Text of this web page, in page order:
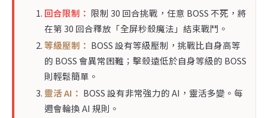
回合限制： 限制 30 回合挑戰，任意 BOSS 不死，將
在第 30 回合釋放「全屏秒殺魔法」結束戰鬥。
等級壓制： BOSS 設有等級壓制，挑戰比自身高等
的 BOSS 會異常困難；擊殺遠低於自身等級的 BOSS
則輕鬆簡單。
靈活 AI： BOSS 設有非常強力的 AI，靈活多變。每
週會輪換 AI 規則。